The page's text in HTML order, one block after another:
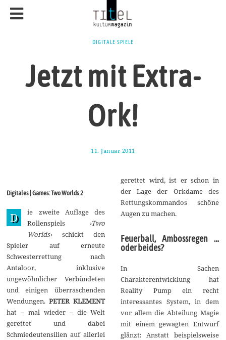
DIGITALE SPIELE
Jetzt mit Extra-
Ork!
11. Januar 2011
t
o
b
e
r
2
7
Digitales | Games: Two Worlds 2
D
ie zweite Auflage des
Rollenspiels ›Two
Worlds‹schickt den
Spieler auf erneute
Schwesterrettung nach
Antaloor, inklusive
ungewöhnlicher Verbündeten
und einigen überraschenden
Wendungen.PETER KLEMENT
hat – mal wieder – die Welt
gerettet und dabei
Schmiedeutensilien auf allerlei
gerettet wird, ist er schon in
der Lage der Orkdame des
Rettungskommandos schöne
Augen zu machen.
Feuerball, Ambossregen …
oder beides?
In Sachen
Charakterentwicklung hat
Reality Pump ein recht
interessantes System, in dem
vor allem die Abteilung Magie
mit einem gewagten Entwurf
glänzt: Anstatt beispielsweise